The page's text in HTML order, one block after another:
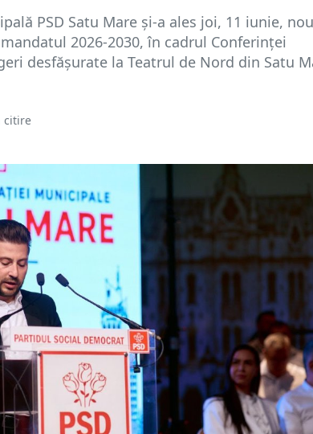
PSD Satu Mare și-a ales joi, 11 iunie,
2026-2030, în cadrul Conferinței
desfășurate la Teatrul de Nord din Satu
citire